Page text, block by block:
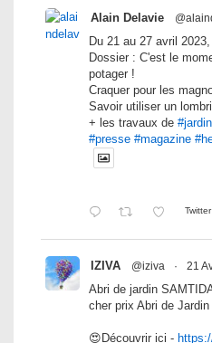
Alain Delavie
Du 21 au 27 avril 2023,
Dossier : C'est le
potager !
Craquer pour les
Savoir utiliser un
+ les travaux de
#presse #magazine
Twitter
IZIVA @iziva · 21
Abri de jardin
cher prix Abri de
😍Découvrir ici -